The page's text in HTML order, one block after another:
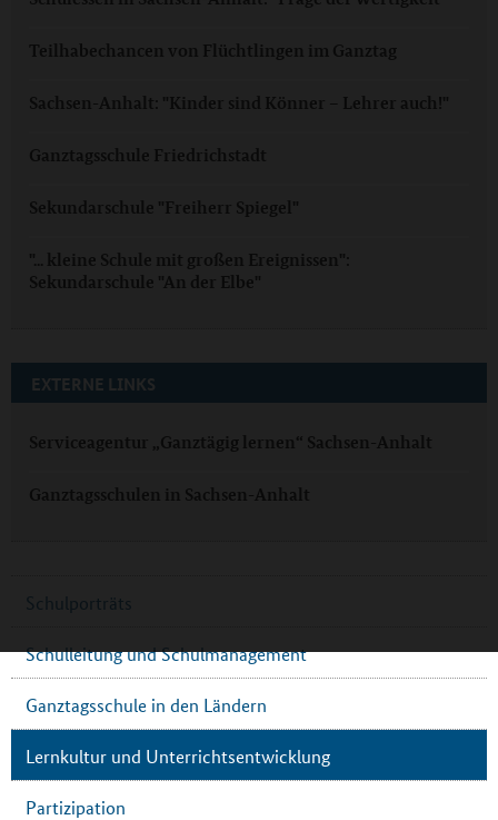
Teilhabechancen von Flüchtlingen im Ganztag
Sachsen-Anhalt: "Kinder sind Könner – Lehrer auch!"
Ganztagsschule Friedrichstadt
Sekundarschule "Freiherr Spiegel"
"... kleine Schule mit großen Ereignissen":
Sekundarschule "An der Elbe"
EXTERNE LINKS
Serviceagentur „Ganztägig lernen“ Sachsen-Anhalt
Ganztagsschulen in Sachsen-Anhalt
Schulporträts
Schulleitung und Schulmanagement
Ganztagsschule in den Ländern
Lernkultur und Unterrichtsentwicklung
Partizipation